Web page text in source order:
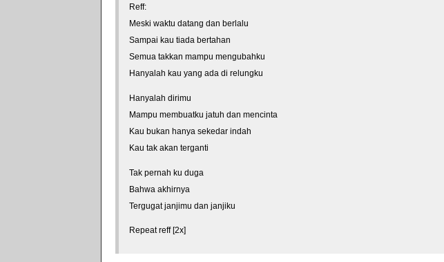
Reff:
Meski waktu datang dan berlalu
Sampai kau tiada bertahan
Semua takkan mampu mengubahku
Hanyalah kau yang ada di relungku
Hanyalah dirimu
Mampu membuatku jatuh dan mencinta
Kau bukan hanya sekedar indah
Kau tak akan terganti
Tak pernah ku duga
Bahwa akhirnya
Tergugat janjimu dan janjiku
Repeat reff [2x]